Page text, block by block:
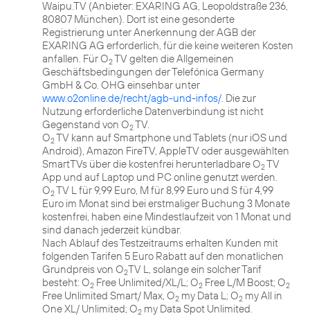
Waipu.TV (Anbieter: EXARING AG, Leopoldstraße 236,
80807 München). Dort ist eine gesonderte
Registrierung unter Anerkennung der AGB der
EXARING AG erforderlich, für die keine weiteren Kosten
anfallen. Für O2TV gelten die Allgemeinen
Geschäftsbedingungen der Telefónica Germany
GmbH & Co. OHG einsehbar unter
www.o2online.de/recht/agb-und-infos/. Die zur
Nutzung erforderliche Datenverbindung ist nicht
Gegenstand von O2TV.
O2TV kann auf Smartphone und Tablets (nur iOS und
Android), Amazon FireTV, AppleTV oder ausgewählten
SmartTVs über die kostenfrei herunterladbare O2TV
App und auf Laptop und PC online genutzt werden.
O2TV L für 9,99 Euro, M für 8,99 Euro und S für 4,99
Euro im Monat sind bei erstmaliger Buchung 3 Monate
kostenfrei, haben eine Mindestlaufzeit von 1 Monat und
sind danach jederzeit kündbar.
Nach Ablauf des Testzeitraums erhalten Kunden mit
folgenden Tarifen 5 Euro Rabatt auf den monatlichen
Grundpreis von O2TV L, solange ein solcher Tarif
besteht: O2 Free Unlimited/XL/L; O2 Free L/M Boost; O2
Free Unlimited Smart/ Max, O2 my Data L; O2 my All in
One XL/ Unlimited; O2